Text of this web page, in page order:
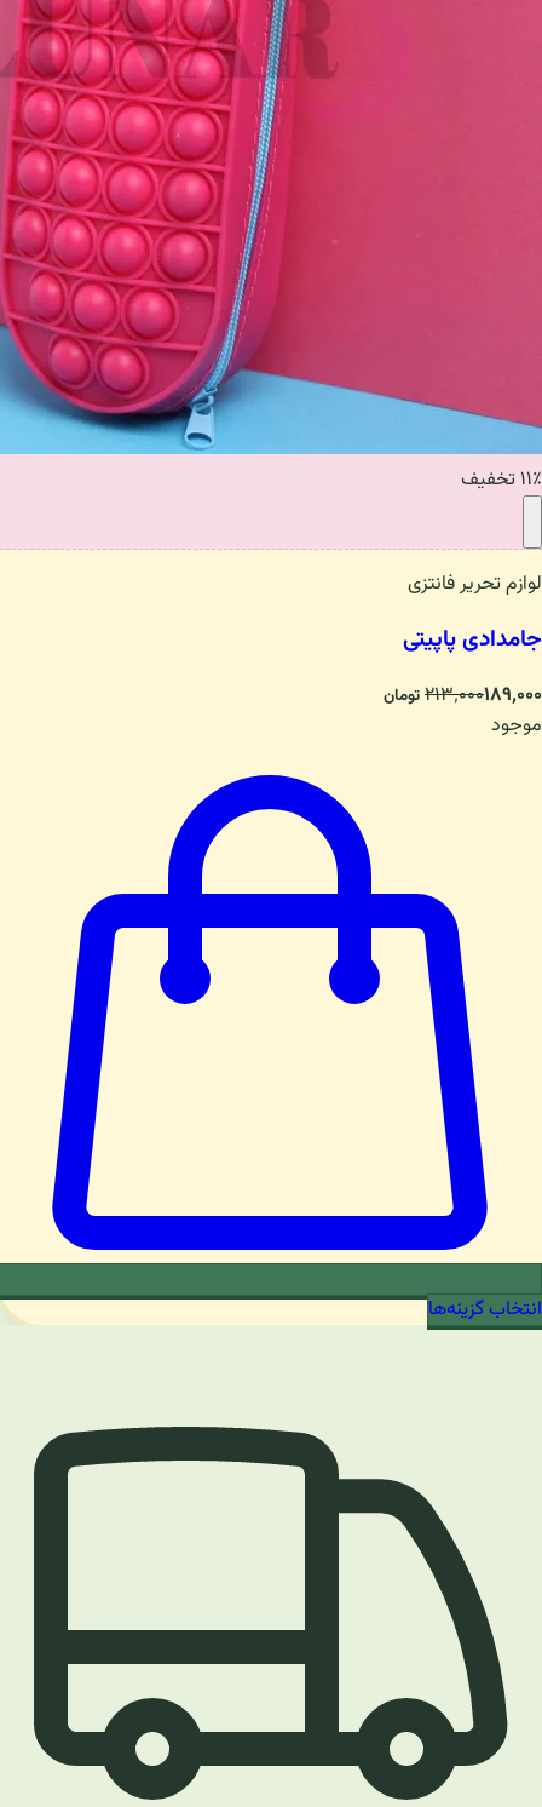
۱۱٪ تخفیف
لوازم تحریر فانتزی
جامدادی پاپیتی
۲۱۳٬۰۰۰۱۸۹٬۰۰۰ تومان
موجود
انتخاب گزینه‌ها